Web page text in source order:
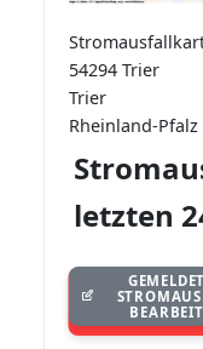
54294 Trier
Trier
Rheinland-Pfalz
letzten